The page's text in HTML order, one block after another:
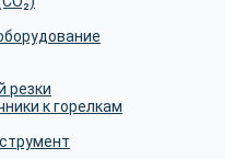
резки
к горелкам